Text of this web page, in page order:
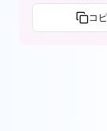
コ